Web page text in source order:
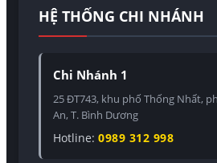
HỆ THỐNG CHI NHÁNH
Chi Nhánh 1
25 ĐT743, khu phố Thống Nhất,
An, T. Bình Dương
Hotline: 0989 312 998